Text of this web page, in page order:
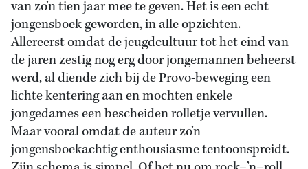
van zo’n tien jaar mee te geven. Het is een echt
jongensboek geworden, in alle opzichten.
Allereerst omdat de jeugdcultuur tot het eind van
de jaren zestig nog erg door jongemannen beheerst
werd, al diende zich bij de Provo-beweging een
lichte kentering aan en mochten enkele
jongedames een bescheiden rolletje vervullen.
Maar vooral omdat de auteur zo’n
jongensboekachtig enthousiasme tentoonspreidt.